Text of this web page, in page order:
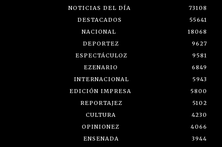
NOTICIAS DEL DÍA
73108
DESTACADOS
55641
NACIONAL
18068
DEPORTEZ
9627
ESPECTÁCULOZ
9581
EZENARIO
6849
INTERNACIONAL
5943
EDICIÓN IMPRESA
5800
REPORTAJEZ
5102
CULTURA
4230
OPINIONEZ
4066
ENSENADA
3944